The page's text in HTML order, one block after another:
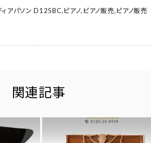
ィアパソン D125BC,ピアノ, ピアノ販売,ピアノ販
関連記事